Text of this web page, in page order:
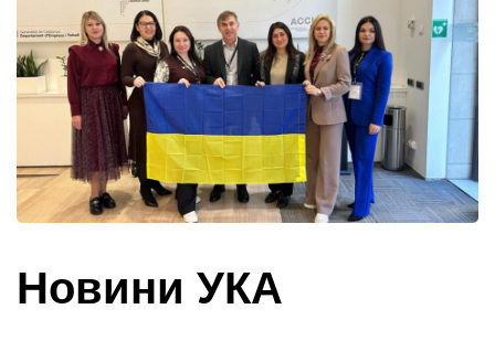
Новини УКА